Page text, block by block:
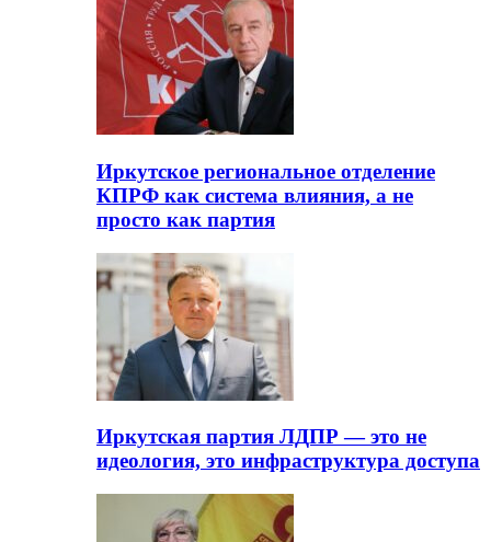
Иркутское региональное отделение
КПРФ как система влияния, а не
просто как партия
Иркутская партия ЛДПР — это не
идеология, это инфраструктура доступа